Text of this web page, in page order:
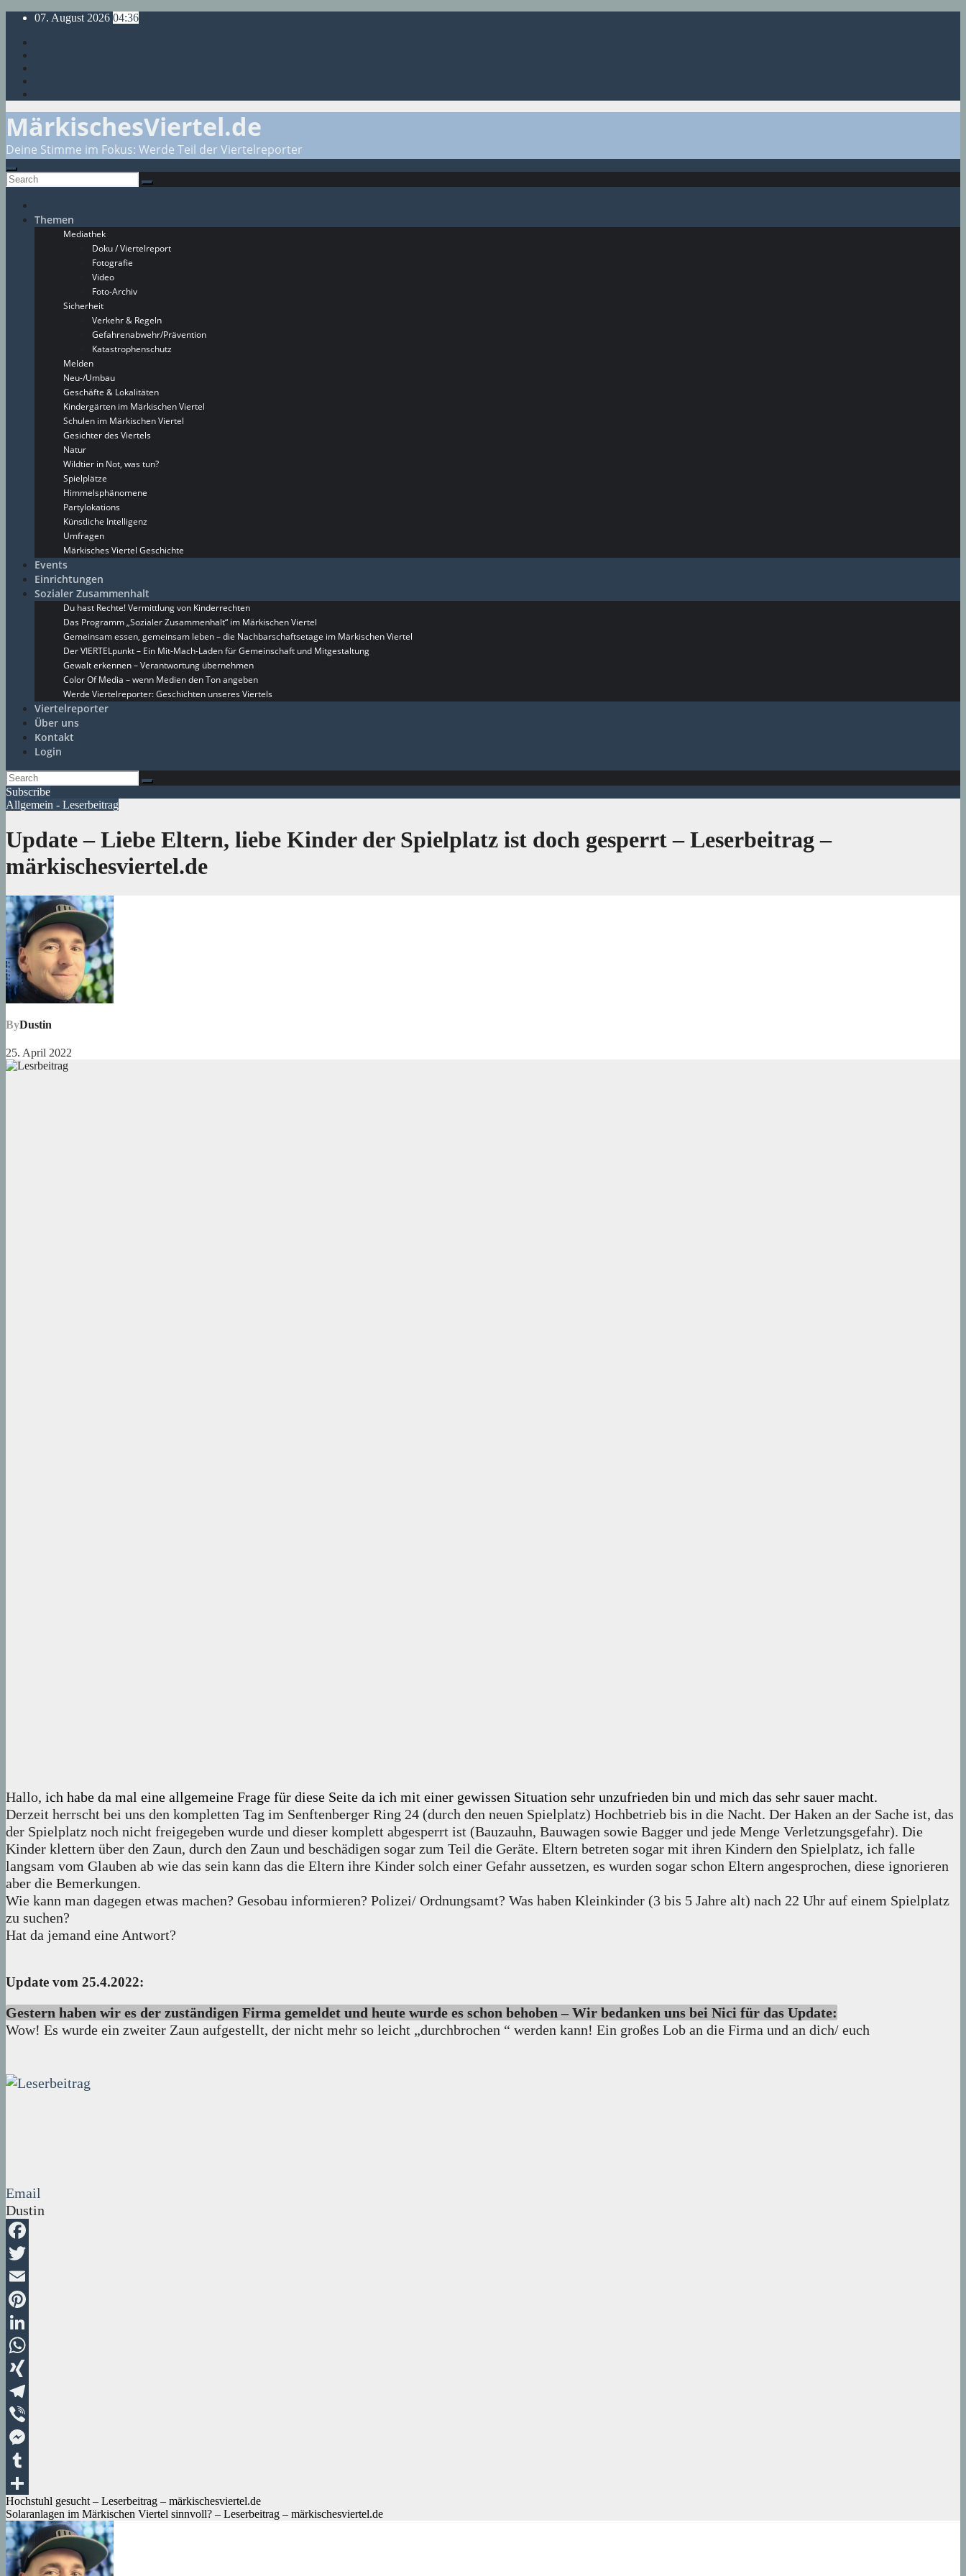
Skip
content
07. August 2026 04:36
MärkischesViertel.de
Deine Stimme im Fokus: Werde Teil der Viertelreporter
Themen
Mediathek
Doku / Viertelreport
Fotografie
Video
Foto-Archiv
Sicherheit
Verkehr & Regeln
Gefahrenabwehr/Prävention
Katastrophenschutz
Melden
Neu-/Umbau
Geschäfte & Lokalitäten
Kindergärten im Märkischen Viertel
Schulen im Märkischen Viertel
Gesichter des Viertels
Natur
Wildtier in Not, was tun?
Spielplätze
Himmelsphänomene
Partylokations
Künstliche Intelligenz
Umfragen
Märkisches Viertel Geschichte
Events
Einrichtungen
Sozialer Zusammenhalt
Du hast Rechte! Vermittlung von Kinderrechten
Das Programm „Sozialer Zusammenhalt“ im Märkischen Viertel
Gemeinsam essen, gemeinsam leben – die Nachbarschaftsetage im Märkischen Viertel
Der VIERTELpunkt – Ein Mit-Mach-Laden für Gemeinschaft und Mitgestaltung
Gewalt erkennen – Verantwortung übernehmen
Color Of Media – wenn Medien den Ton angeben
Werde Viertelreporter: Geschichten unseres Viertels
Viertelreporter
Über uns
Kontakt
Login
Subscribe
Allgemein - Leserbeitrag
Update – Liebe Eltern, liebe Kinder der Spielplatz ist doch gesperrt – Leserbeitrag –
märkischesviertel.de
ByDustin
25. April 2022
Hallo, ich habe da mal eine allgemeine Frage für diese Seite da ich mit einer gewissen Situation sehr unzufrieden bin und mich das sehr sauer macht.
Derzeit herrscht bei uns den kompletten Tag im Senftenberger Ring 24 (durch den neuen Spielplatz) Hochbetrieb bis in die Nacht. Der Haken an der Sache ist, das
der Spielplatz noch nicht freigegeben wurde und dieser komplett abgesperrt ist (Bauzauhn, Bauwagen sowie Bagger und jede Menge Verletzungsgefahr). Die
Kinder klettern über den Zaun, durch den Zaun und beschädigen sogar zum Teil die Geräte. Eltern betreten sogar mit ihren Kindern den Spielplatz, ich falle
langsam vom Glauben ab wie das sein kann das die Eltern ihre Kinder solch einer Gefahr aussetzen, es wurden sogar schon Eltern angesprochen, diese ignorieren
aber die Bemerkungen.
Wie kann man dagegen etwas machen? Gesobau informieren? Polizei/ Ordnungsamt? Was haben Kleinkinder (3 bis 5 Jahre alt) nach 22 Uhr auf einem Spielplatz
zu suchen?
Hat da jemand eine Antwort?
Update vom 25.4.2022:
Gestern haben wir es der zuständigen Firma gemeldet und heute wurde es schon behoben – Wir bedanken uns bei Nici für das Update:
Wow! Es wurde ein zweiter Zaun aufgestellt, der nicht mehr so leicht „durchbrochen “ werden kann! Ein großes Lob an die Firma und an dich/ euch
Email
Dustin
Facebook
Twitter
Email
Pinterest
LinkedIn
WhatsApp
XING
Telegram
Viber
Messenger
Tumblr
Teilen
Beitragsnavigation
Hochstuhl gesucht – Leserbeitrag – märkischesviertel.de
Solaranlagen im Märkischen Viertel sinnvoll? – Leserbeitrag – märkischesviertel.de